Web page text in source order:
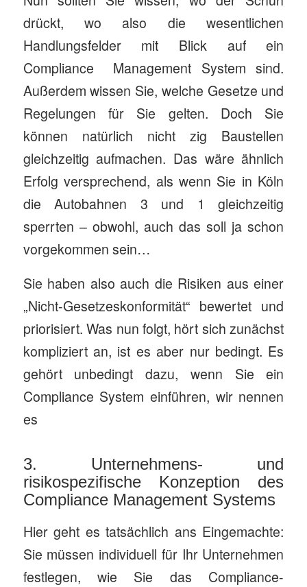
drückt, wo also die wesentlichen
Handlungsfelder mit Blick auf ein
Compliance Management System sind.
Außerdem wissen Sie, welche Gesetze und
Regelungen für Sie gelten. Doch Sie
können natürlich nicht zig Baustellen
gleichzeitig aufmachen. Das wäre ähnlich
Erfolg versprechend, als wenn Sie in Köln
die Autobahnen 3 und 1 gleichzeitig
sperrten – obwohl, auch das soll ja schon
vorgekommen sein…
Sie haben also auch die Risiken aus einer
„Nicht-Gesetzeskonformität“ bewertet und
priorisiert. Was nun folgt, hört sich zunächst
kompliziert an, ist es aber nur bedingt. Es
gehört unbedingt dazu, wenn Sie ein
Compliance System einführen, wir nennen
es
3. Unternehmens- und
risikospezifische Konzeption des
Compliance Management Systems
Hier geht es tatsächlich ans Eingemachte:
Sie müssen individuell für Ihr Unternehmen
festlegen, wie Sie das Compliance-